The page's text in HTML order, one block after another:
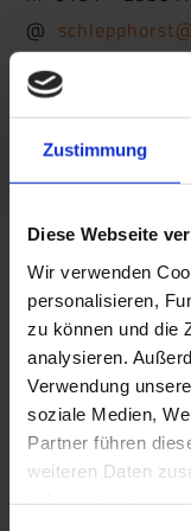
Zustimmung
Diese Webseite
Wir verwenden
personalisieren,
zu können und die
analysieren.
Verwendung
soziale Medien,
Partner führen
weiteren Daten
@
Frank Schmidt
Bornackerweg 9
35232